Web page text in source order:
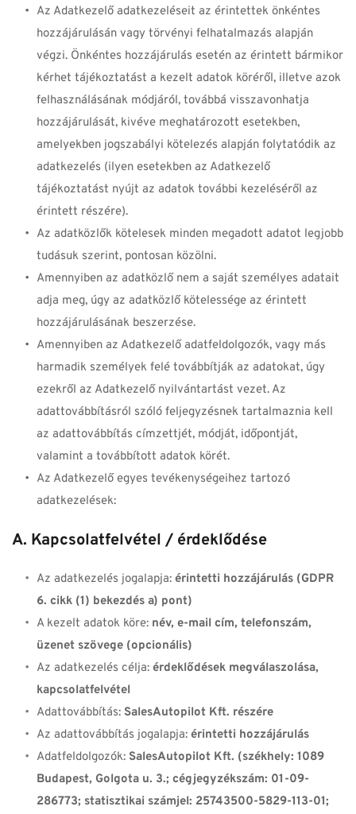
Az Adatkezelő adatkezeléseit az érintettek önkéntes
hozzájárulásán vagy törvényi felhatalmazás alapján
végzi. Önkéntes hozzájárulás esetén az érintett bármikor
kérhet tájékoztatást a kezelt adatok köréről, illetve azok
felhasználásának módjáról, továbbá visszavonhatja
hozzájárulását, kivéve meghatározott esetekben,
amelyekben jogszabályi kötelezés alapján folytatódik az
adatkezelés (ilyen esetekben az Adatkezelő
tájékoztatást nyújt az adatok további kezeléséről az
érintett részére).
Az adatközlők kötelesek minden megadott adatot legjobb
tudásuk szerint, pontosan közölni.
Amennyiben az adatközlő nem a saját személyes adatait
adja meg, úgy az adatközlő kötelessége az érintett
hozzájárulásának beszerzése.
Amennyiben az Adatkezelő adatfeldolgozók, vagy más
harmadik személyek felé továbbítják az adatokat, úgy
ezekről az Adatkezelő nyilvántartást vezet. Az
adattovábbításról szóló feljegyzésnek tartalmaznia kell
az adattovábbítás címzettjét, módját, időpontját,
valamint a továbbított adatok körét.
Az Adatkezelő egyes tevékenységeihez tartozó
adatkezelések:
A. Kapcsolatfelvétel / érdeklődése
Az adatkezelés jogalapja: érintetti hozzájárulás (GDPR
6. cikk (1) bekezdés a) pont)
A kezelt adatok köre: név, e-mail cím, telefonszám,
üzenet szövege (opcionális)
Az adatkezelés célja: érdeklődések megválaszolása,
kapcsolatfelvétel
Adattovábbítás: SalesAutopilot Kft. részére
Az adattovábbítás jogalapja: ­érintetti hozzájárulás
Adatfeldolgozók: SalesAutopilot Kft. (székhely: 1089
Budapest, Golgota u. 3.; cégjegyzékszám: 01-09-
286773; statisztikai számjel: 25743500-5829-113-01;